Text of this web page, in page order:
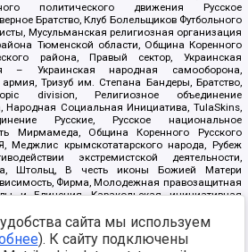
политического движения Русское
Братство, Клуб Болельщиков Футбольного
Мусульманская религиозная организация
Тюменской области, Община Коренного
района, Правый сектор, Украинская
– Украинская народная самооборона,
Тризуб им. Степана Бандеры, Братство,
division, Религиозное объединение
Народная Социальная Инициатива, TulaSkins,
Русские, Русское национальное
Мирмамеда, Община Коренного Русского
Меджлис крымскотатарского народа, Рубеж
экстремистской деятельности,
Штольц, В честь иконы Божией Матери
Фирма, Молодежная правозащитная
и Единения, Каракольская инициативная
Ак Умут, Русская республика Русь,
Башкорт, Нация и свобода, W.H.С., Фалунь
Патриотический клуб-Новокузнецк/РПК,
сайта мы используем
). К сайту подключены